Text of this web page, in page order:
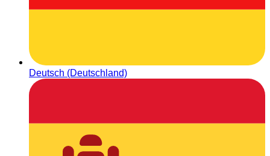
Deutsch (Deutschland)